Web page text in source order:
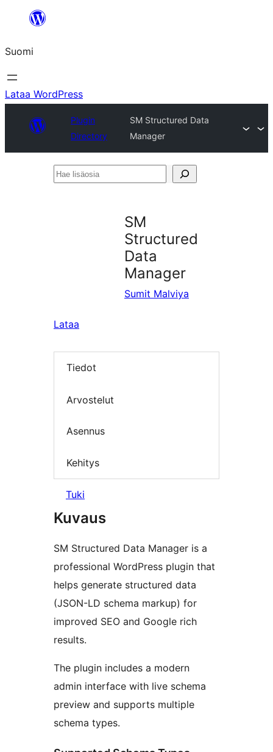
Suomi
Lataa WordPress
Plugin
Directory
SM Structured Data
Manager
Hae
SM
Structured
Data
Manager
Sumit Malviya
Lataa
Tiedot
Arvostelut
Asennus
Kehitys
Tuki
Kuvaus
SM Structured Data Manager is a
professional WordPress plugin that
helps generate structured data
(JSON-LD schema markup) for
improved SEO and Google rich
results.
The plugin includes a modern
admin interface with live schema
preview and supports multiple
schema types.